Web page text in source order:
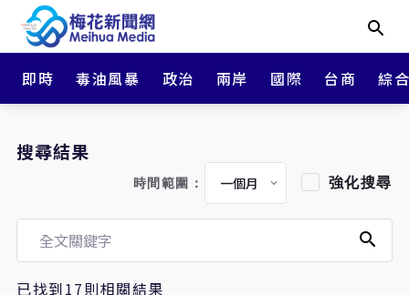
即時 毒油風暴 政治 兩岸 國際 台商 綜
搜尋結果
時間範圍： 強化搜尋
已找到17則相關結果